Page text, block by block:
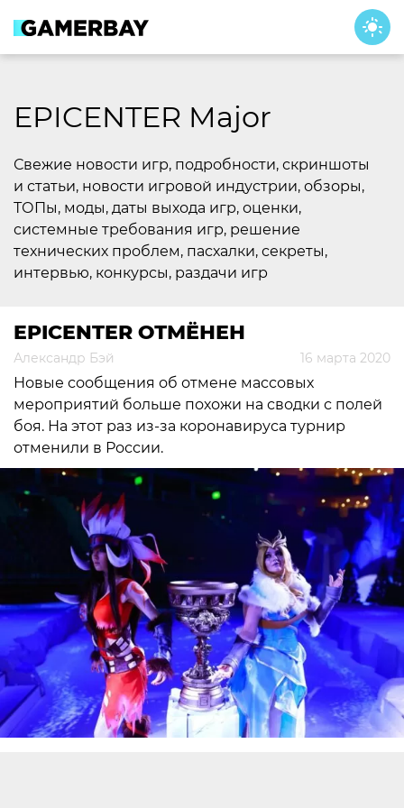
content
EPICENTER Major
Свежие новости игр, подробности, скриншоты
и статьи, новости игровой индустрии, обзоры,
ТОПы, моды, даты выхода игр, оценки,
системные требования игр, решение
технических проблем, пасхалки, секреты,
интервью, конкурсы, раздачи игр
EPICENTER ОТМЁНЕН
Александр Бэй 16 марта 2020
Новые сообщения об отмене массовых
мероприятий больше похожи на сводки с полей
боя. На этот раз из-за коронавируса турнир
отменили в России.